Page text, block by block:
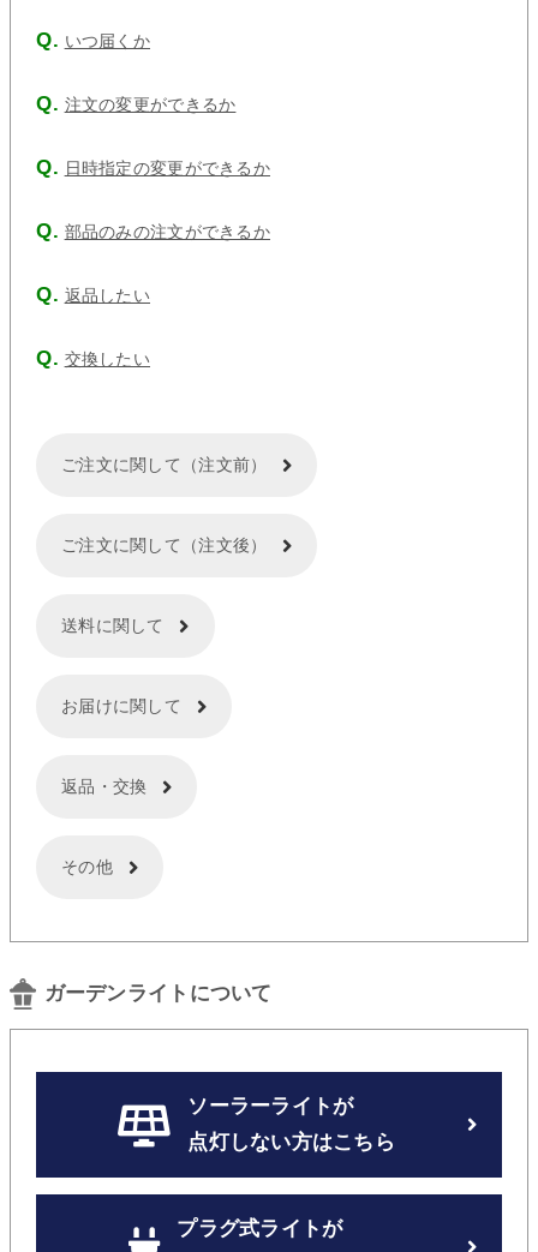
いつ届くか
注文の変更ができるか
日時指定の変更ができるか
部品のみの注文ができるか
返品したい
交換したい
ご注文に関して（注文前）
ご注文に関して（注文後）
送料に関して
お届けに関して
返品・交換
その他
ガーデンライトについて
ソーラーライトが
点灯しない方はこちら
プラグ式ライトが